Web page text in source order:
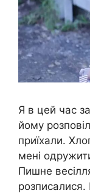
Я в цей час
йому
приїхали.
мені
Пишне
розписалися.